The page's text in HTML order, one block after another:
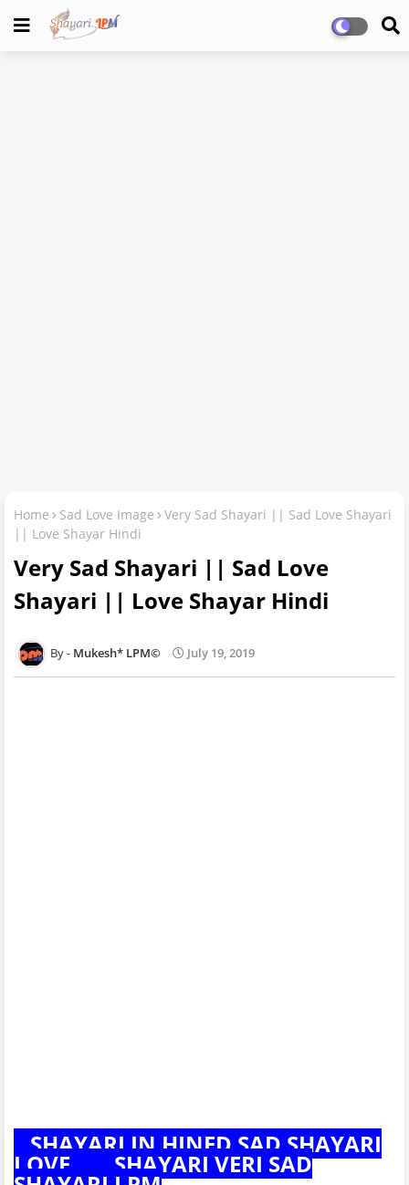
Home Sad Love Image
Very Sad Shayari || Sad Love Shayari
|| Love Shayar Hindi
Very Sad Shayari || Sad Love
Shayari || Love Shayar Hindi
Mukesh* LPM© July 19, 2019
SHAYARI IN HINED SAD SHAYARI
LOVE SHAYARI VERI SAD